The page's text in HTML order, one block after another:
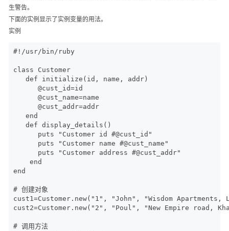
生警告。
下面的实例显示了实例变量的用法。
实例
#!/usr/bin/ruby
class Customer
   def initialize(id, name, addr)
      @cust_id=id
      @cust_name=name
      @cust_addr=addr
   end
   def display_details()
      puts "Customer id #@cust_id"
      puts "Customer name #@cust_name"
      puts "Customer address #@cust_addr"
    end
end
# 创建对象
cust1=Customer.new("1", "John", "Wisdom Apartments,
cust2=Customer.new("2", "Poul", "New Empire road,
# 调用方法